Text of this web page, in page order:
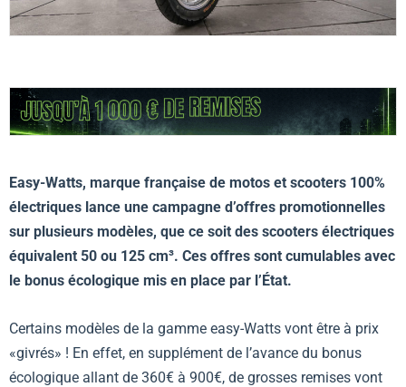
Easy-Watts, marque française de motos et scooters 100%
électriques lance une campagne d’offres promotionnelles
sur plusieurs modèles, que ce soit des scooters électriques
équivalent 50 ou 125 cm³. Ces offres sont cumulables avec
le bonus écologique mis en place par l’État.
Certains modèles de la gamme easy-Watts vont être à prix
«givrés» ! En effet, en supplément de l’avance du bonus
écologique allant de 360€ à 900€, de grosses remises vont